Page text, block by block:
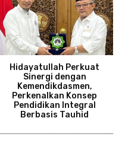
Hidayatullah Perkuat
Sinergi dengan
Kemendikdasmen,
Perkenalkan Konsep
Pendidikan Integral
Berbasis Tauhid